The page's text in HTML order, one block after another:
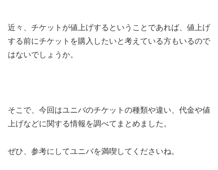
近々、チケットが値上げするということであれば、値上げ
する前にチケットを購入したいと考えている方もいるので
はないでしょうか。
そこで、今回はユニバのチケットの種類や違い、代金や値
上げなどに関する情報を調べてまとめました。
ぜひ、参考にしてユニバを満喫してくださいね。